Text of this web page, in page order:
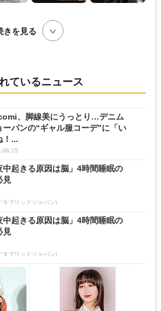
きを見る
ているニュース
、脚線美にうっとり…デニム
ーパンの“ギャル服コーデ”に「い
！...
中起きる原因は脳」4時間睡眠の
見
タブリッドジャパン)
中起きる原因は脳」4時間睡眠の
見
タブリッドジャパン)